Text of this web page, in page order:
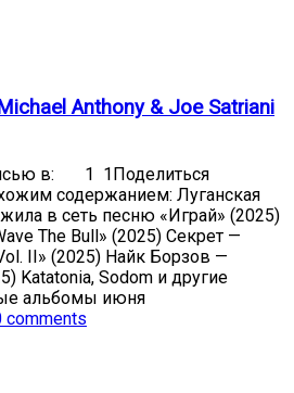
Anthony & Joe Satriani
в: 1 1Поделиться
содержанием: Луганская
в сеть песню «Играй» (2025)
The Bull» (2025) Секрет —
II» (2025) Найк Борзов —
Katatonia, Sodom и другие
альбомы июня
comments